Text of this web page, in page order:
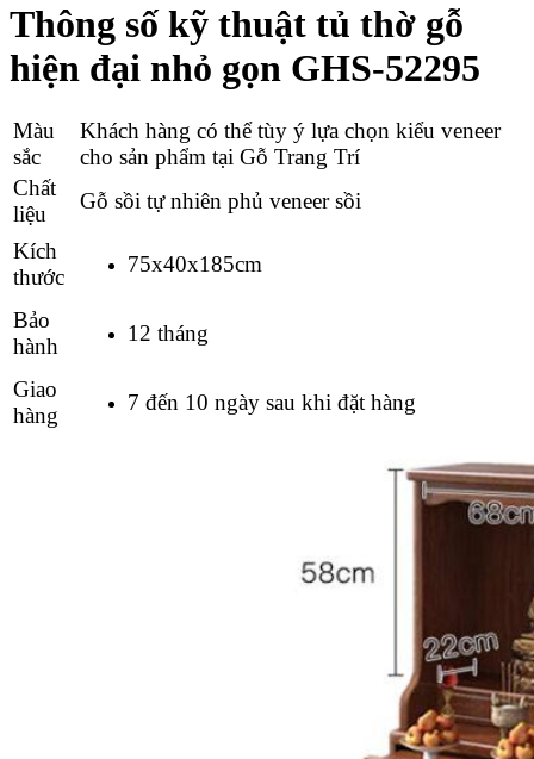
Thông số kỹ thuật tủ thờ gỗ
hiện đại nhỏ gọn GHS-52295
Màu
sắc
Khách hàng có thể tùy ý lựa chọn kiểu veneer
cho sản phẩm tại Gỗ Trang Trí
Chất
liệu
Gỗ sồi tự nhiên phủ veneer sồi
Kích
thước
75x40x185cm
Bảo
hành
12 tháng
Giao
hàng
7 đến 10 ngày sau khi đặt hàng